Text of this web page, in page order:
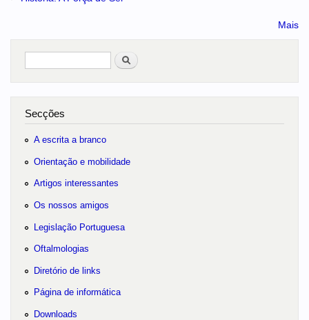
Mais
Pesquisar
Secções
A escrita a branco
Orientação e mobilidade
Artigos interessantes
Os nossos amigos
Legislação Portuguesa
Oftalmologias
Diretório de links
Página de informática
Downloads